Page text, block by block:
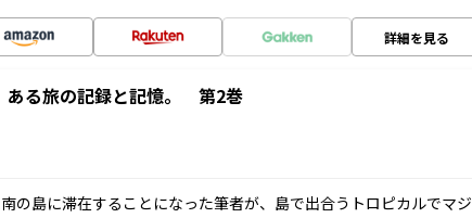
詳細を見る
る旅の記録と記憶。 第2巻
の島に滞在することになった筆者が、島で出合うトロピカルでマジ